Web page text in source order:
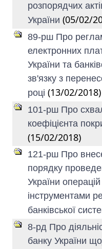
розпорядчих
України (05/02/
89-рш Про
електронних
України та
зв'язку з
році (13/02/2018)
101-рш Про
коефіцієнта
(15/02/2018)
121-рш Про
порядку
України
інструментами
банківської
8-рд Про
банку України